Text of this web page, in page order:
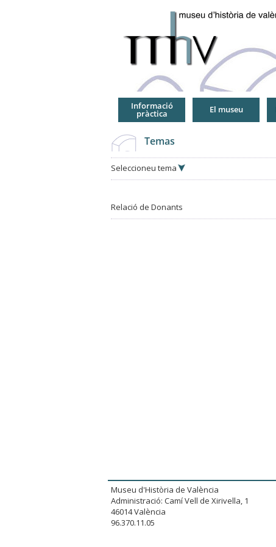
Informació
pràctica El museu
Temas
Seleccioneu tema
Relació de Donants
Museu d'Història de València
Administració: Camí Vell de Xirivella, 1
46014 València
96.370.11.05